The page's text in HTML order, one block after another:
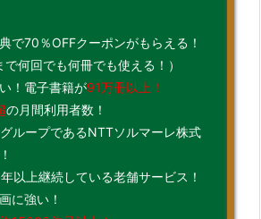
で70％OFFクーポンがもらえる！
で何回でも何冊でも使える！）
！電子書籍が91万冊以上！
の月間利用者数！
ループであるNTTソルマーレ株式
以上継続している老舗サービス！
に強い！